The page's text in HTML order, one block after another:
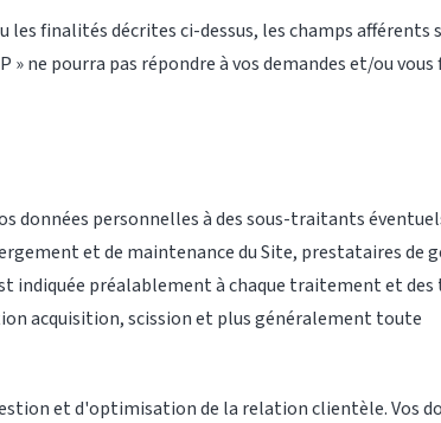
les finalités décrites ci-dessus, les champs afférents
» ne pourra pas répondre à vos demandes et/ou
données personnelles à des sous-traitants
et de maintenance du Site, prestataires de
indiquée préalablement à chaque traitement et des
acquisition, scission et plus généralement toute
et d'optimisation de la relation clientèle. Vos